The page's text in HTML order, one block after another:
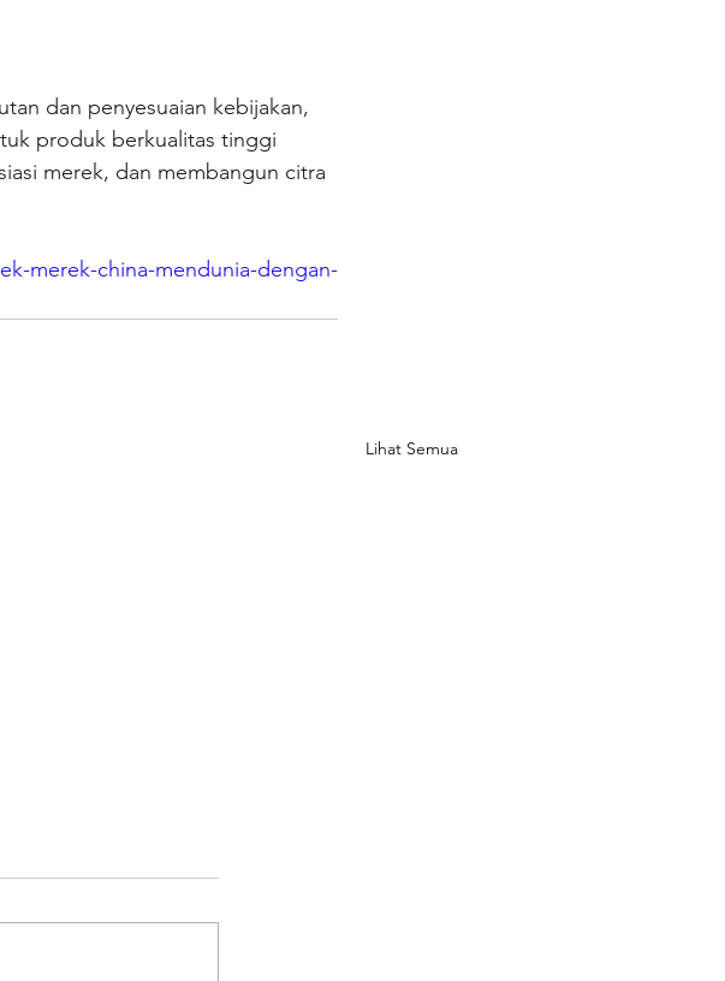
dan penyesuaian kebijakan,
produk berkualitas tinggi
merek, dan membangun citra
merek-china-mendunia-dengan-
Lihat Semua